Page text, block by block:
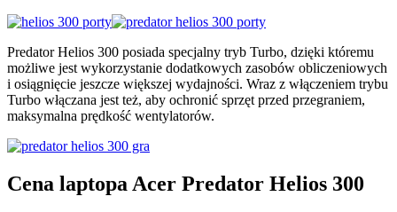
Predator Helios 300 posiada specjalny tryb Turbo, dzięki któremu
możliwe jest wykorzystanie dodatkowych zasobów obliczeniowych
i osiągnięcie jeszcze większej wydajności. Wraz z włączeniem trybu
Turbo włączana jest też, aby ochronić sprzęt przed przegraniem,
maksymalna prędkość wentylatorów.
Cena laptopa Acer Predator Helios 300